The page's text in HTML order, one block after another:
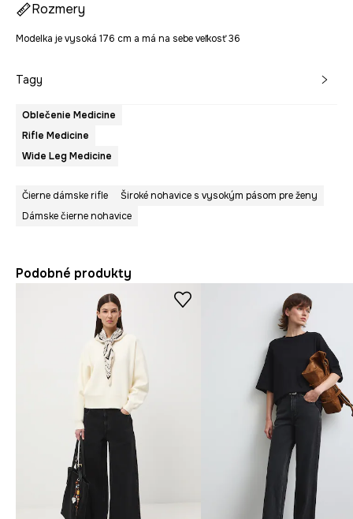
Rozmery
Modelka je vysoká 176 cm a má na sebe veľkosť 36
Tagy
Oblečenie Medicine
Rifle Medicine
Wide Leg Medicine
Čierne dámske rifle
Široké nohavice s vysokým pásom pre ženy
Dámske čierne nohavice
Podobné produkty